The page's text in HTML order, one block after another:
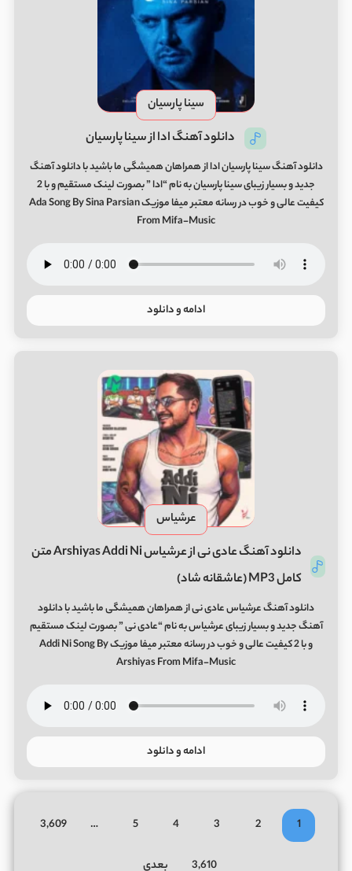
سینا پارسیان
دانلود آهنگ ادا از سینا پارسیان
دانلود آهنگ سینا پارسیان ادا از همراهان همیشگی ما باشید با دانلود آهنگ
جدید و بسیار زیبای سینا پارسیان به نام “ادا ” بصورت لینک مستقیم و با 2
کیفیت عالی و خوب در رسانه معتبر میفا موزیک Ada Song By Sina Parsian
From Mifa-Music
ادامه و دانلود
عرشیاس
دانلود آهنگ عادی نی از عرشیاس Arshiyas Addi Ni متن
کامل MP3 (عاشقانه شاد)
دانلود آهنگ عرشیاس عادی نی از همراهان همیشگی ما باشید با دانلود
آهنگ جدید و بسیار زیبای عرشیاس به نام “عادی نی ” بصورت لینک مستقیم
و با 2 کیفیت عالی و خوب در رسانه معتبر میفا موزیک Addi Ni Song By
Arshiyas From Mifa-Music
ادامه و دانلود
1
2
3
4
5
…
3,609
3,610 بعدی